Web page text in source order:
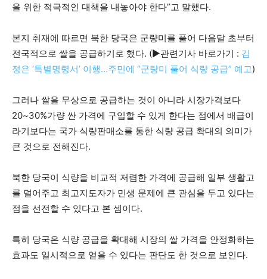
을 위한 적극적인 대책을 내놓아야 한다”고 말했다.
본지 취재에 따르면 북한 당국은 군량미를 풀어 다음달 초부터
전국적으로 쌀을 공급하기로 했다. (▶관련기사 바로가기 : 김
정은 ‘특별명령서’ 이행…주민에 “군량미 풀어 식량 공급” 예고)
그러나 쌀을 무상으로 공급하는 것이 아니라 시장가격보다
20~30%가량 싼 가격에 구입할 수 있게 한다는 점에서 배급이
라기보다는 국가 식량판매소를 통한 식량 공급 확대의 의미가
큰 것으로 전해진다.
북한 당국이 식량을 비교적 저렴한 가격에 공급해 일부 생활고
를 덜어주고 최고지도자가 민생 문제에 큰 관심을 두고 있다는
점을 선전할 수 있다고 본 셈이다.
특히 당국은 식량 공급을 확대해 시장의 쌀 가격을 안정화하는
효과도 일시적으로 얻을 수 있다는 판단도 한 것으로 보인다.